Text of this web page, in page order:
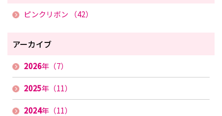
ピンクリボン （42）
アーカイブ
2026年（7）
2025年（11）
2024年（11）